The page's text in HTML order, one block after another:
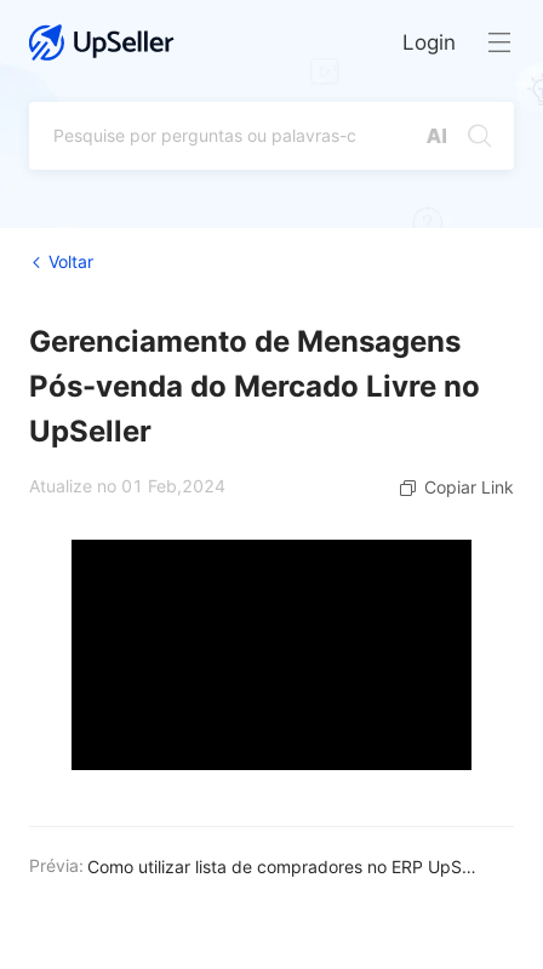
Login
Voltar
Gerenciamento de Mensagens
Pós-venda do Mercado Livre no
UpSeller
Atualize no 01 Feb,2024 Copiar Link
Prévia: Como utilizar lista de compradores no ERP UpSeller?